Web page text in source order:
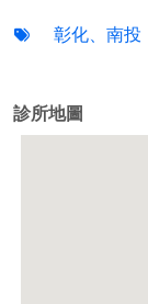
彰化、南投
診所地圖